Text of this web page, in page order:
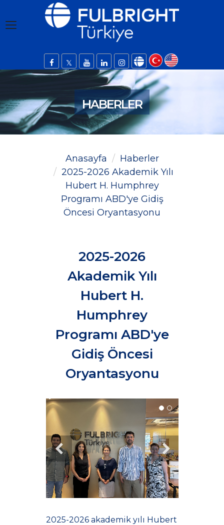
HABERLER
Anasayfa
Haberler
2025-2026 Akademik Yılı
Hubert H. Humphrey
Programı ABD'ye Gidiş
Öncesi Oryantasyonu
2025-2026
Akademik Yılı
Hubert H.
Humphrey
Programı ABD'ye
Gidiş Öncesi
Oryantasyonu
2025-2026 akademik yılı Hubert